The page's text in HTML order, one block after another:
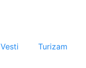
Vesti Turizam